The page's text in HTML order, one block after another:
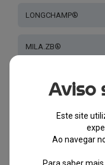
LONGCHAMP®
MILA.ZB®
SERENGETI®
Aviso
Este site
Ao navegar
Para saber